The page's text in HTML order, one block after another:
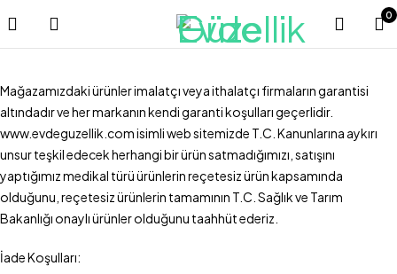
0
Mağazamızdaki ürünler imalatçı veya ithalatçı firmaların garantisi
altındadır ve her markanın kendi garanti koşulları geçerlidir.
www.evdeguzellik.com isimli web sitemizde T.C. Kanunlarına aykırı
unsur teşkil edecek herhangi bir ürün satmadığımızı, satışını
yaptığımız medikal türü ürünlerin reçetesiz ürün kapsamında
olduğunu, reçetesiz ürünlerin tamamının T.C. Sağlık ve Tarım
Bakanlığı onaylı ürünler olduğunu taahhüt ederiz.
İade Koşulları: